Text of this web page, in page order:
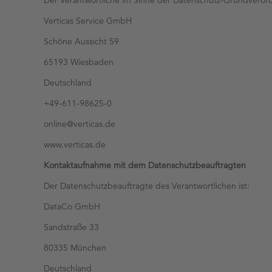
Verticas Service GmbH
Schöne Aussicht 59
65193 Wiesbaden
Deutschland
+49-611-98625-0
online@verticas.de
www.verticas.de
Kontaktaufnahme mit dem Datenschutzbeauftragten
Der Datenschutzbeauftragte des Verantwortlichen ist:
DataCo GmbH
Sandstraße 33
80335 München
Deutschland